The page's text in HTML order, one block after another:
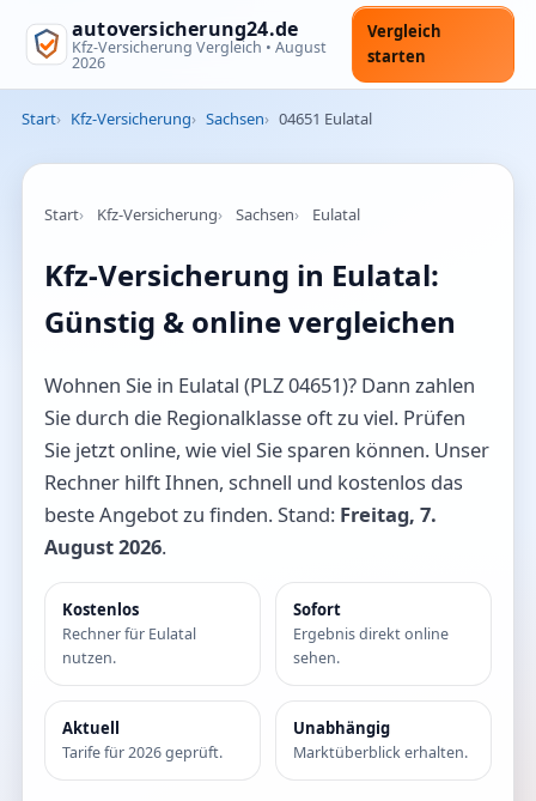
autoversicherung24.de
Kfz-Versicherung Vergleich • August
2026
Vergleich
starten
Start Kfz-Versicherung Sachsen 04651 Eulatal
Start Kfz-Versicherung Sachsen Eulatal
Kfz-Versicherung in Eulatal:
Günstig & online vergleichen
Wohnen Sie in Eulatal (PLZ 04651)? Dann zahlen
Sie durch die Regionalklasse oft zu viel. Prüfen
Sie jetzt online, wie viel Sie sparen können. Unser
Rechner hilft Ihnen, schnell und kostenlos das
beste Angebot zu finden. Stand: Freitag, 7.
August 2026.
Kostenlos
Rechner für Eulatal
nutzen.
Sofort
Ergebnis direkt online
sehen.
Aktuell
Tarife für 2026 geprüft.
Unabhängig
Marktüberblick erhalten.